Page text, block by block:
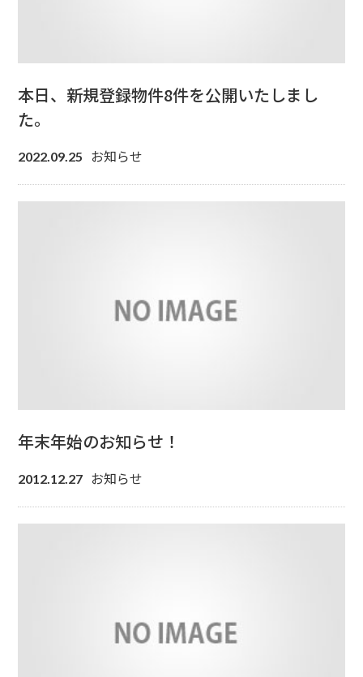
本日、新規登録物件8件を公開いたしまし
た。
2022.09.25 お知らせ
年末年始のお知らせ！
2012.12.27 お知らせ